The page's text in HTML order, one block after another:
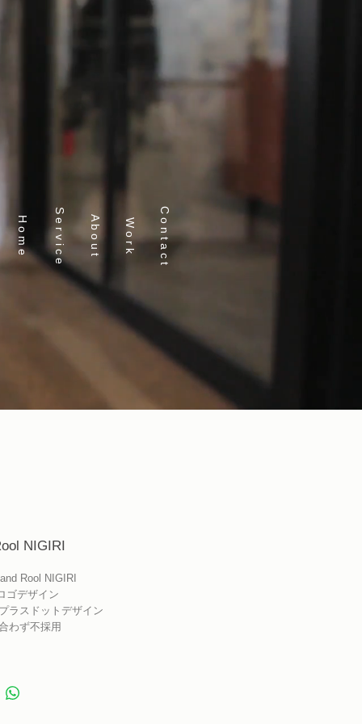
NIGIRI
Rool NIGIRI
ゴデザイン
ラスドットデザイン
わず不採用
S e r v i c e A b o u t W o r k C o n t a c t
H o m e